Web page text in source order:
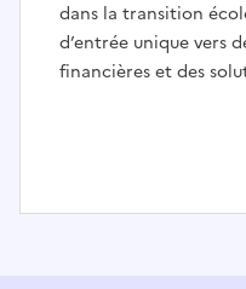
dans la transition
d’entrée unique vers
financières et des